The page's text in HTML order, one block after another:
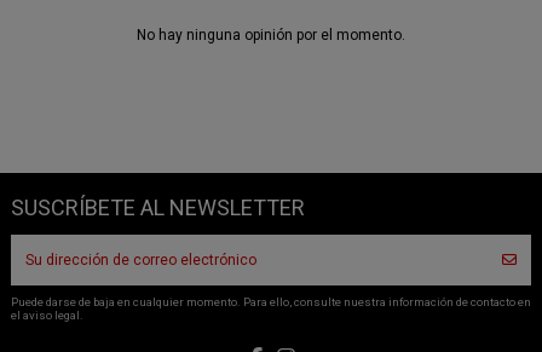
No hay ninguna opinión por el momento.
SUSCRÍBETE AL NEWSLETTER
Puede darse de baja en cualquier momento. Para ello, consulte nuestra información de contacto en
el aviso legal.